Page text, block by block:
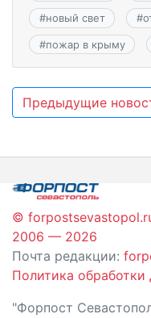
#новый свет #
#пожар в крыму
Навигация
записям
Предыдущие
©
2006 — 2026
Почта редакции:
Политика обработки
"Форпост